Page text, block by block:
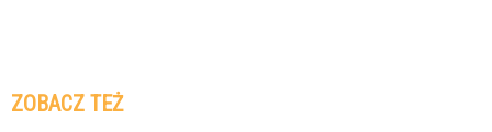
ZOBACZ TEŻ